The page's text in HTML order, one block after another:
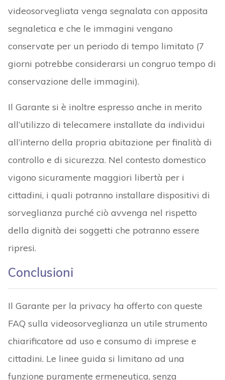
videosorvegliata venga segnalata con apposita
segnaletica e che le immagini vengano
conservate per un periodo di tempo limitato (7
giorni potrebbe considerarsi un congruo tempo di
conservazione delle immagini).
Il Garante si è inoltre espresso anche in merito
all’utilizzo di telecamere installate da individui
all’interno della propria abitazione per finalità di
controllo e di sicurezza. Nel contesto domestico
vigono sicuramente maggiori libertà per i
cittadini, i quali potranno installare dispositivi di
sorveglianza purché ciò avvenga nel rispetto
della dignità dei soggetti che potranno essere
ripresi.
Conclusioni
Il Garante per la privacy ha offerto con queste
FAQ sulla videosorveglianza un utile strumento
chiarificatore ad uso e consumo di imprese e
cittadini. Le linee guida si limitano ad una
funzione puramente ermeneutica, senza